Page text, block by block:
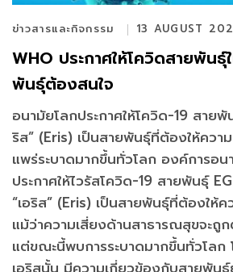
ข่าวสารและกิจกรรม 13 AUGUST
WHO ประกาศให้โควิดสายพันธุ์
พันธุ์ต้องสนใจ
อนามัยโลกประกาศให้โควิด-19 สายพั
ริส” (Eris) เป็นสายพันธุ์ที่ต้องให้ควา
แพร่ระบาดมากขึ้นทั่วโลก องค์การอ
ประกาศให้ไวรัสโควิด-19 สายพันธุ์
“เอริส” (Eris) เป็นสายพันธุ์ที่ต้องให้
แม้ว่าความเสี่ยงด้านสาธารณสุขจะถู
แต่ขณะนี้พบการระบาดมากขึ้นทั่วโล